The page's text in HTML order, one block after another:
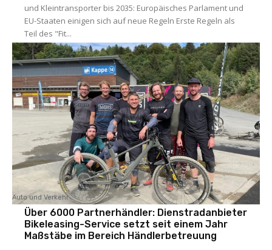
und Kleintransporter bis 2035: Europäisches Parlament und
EU-Staaten einigen sich auf neue Regeln Erste Regeln als
Teil des "Fit...
Auto und Verkehr
Über 6000 Partnerhändler: Dienstradanbieter
Bikeleasing-Service setzt seit einem Jahr
Maßstäbe im Bereich Händlerbetreuung